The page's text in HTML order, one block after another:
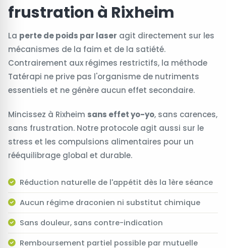
frustration à Rixheim
La perte de poids par laser agit directement sur les
mécanismes de la faim et de la satiété.
Contrairement aux régimes restrictifs, la méthode
Tatérapi ne prive pas l'organisme de nutriments
essentiels et ne génère aucun effet secondaire.
Mincissez à Rixheim sans effet yo-yo, sans carences,
sans frustration. Notre protocole agit aussi sur le
stress et les compulsions alimentaires pour un
rééquilibrage global et durable.
Réduction naturelle de l'appétit dès la 1ère séance
Aucun régime draconien ni substitut chimique
Sans douleur, sans contre-indication
Remboursement partiel possible par mutuelle